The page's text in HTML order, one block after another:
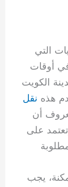
التي
أوقات
الكويت
هذه نقل
أن
على
يجب